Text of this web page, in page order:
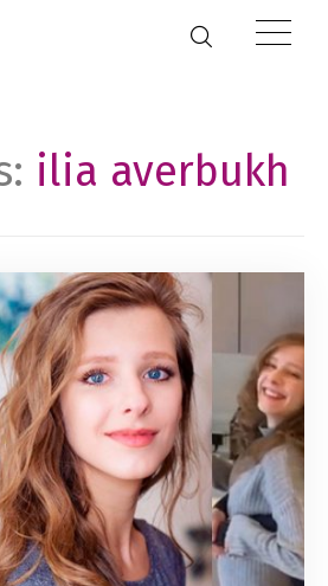
ilia averbukh